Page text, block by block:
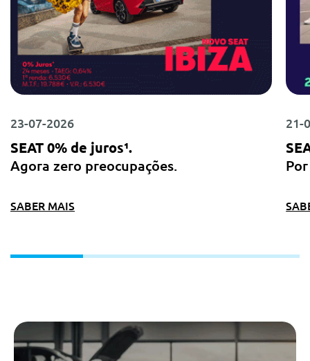
23-07-2026
SEAT 0% de juros¹.
Agora zero preocupações.
SABER MAIS
21-